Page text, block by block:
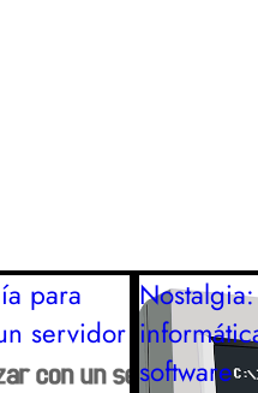
para
servidor
software